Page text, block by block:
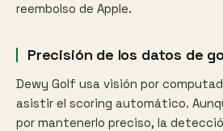
reembolso de Apple.
Precisión de los datos de
Dewy Golf usa visión por
asistir el scoring automático.
por mantenerlo preciso, la